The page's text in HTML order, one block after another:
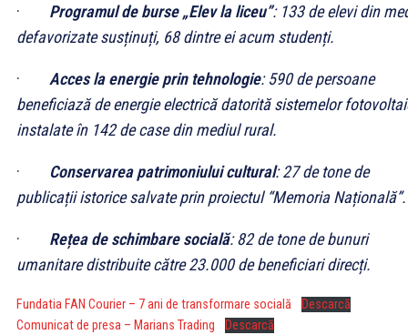
· Programul de burse „Elev la liceu”: 133 de elevi din
defavorizate susținuți, 68 dintre ei acum studenți.
· Acces la energie prin tehnologie: 590 de persoane
beneficiază de energie electrică datorită sistemelor
instalate în 142 de case din mediul rural.
· Conservarea patrimoniului cultural: 27 de tone de
publicații istorice salvate prin proiectul “Memoria Națională”.
· Rețea de schimbare socială: 82 de tone de bunuri
umanitare distribuite către 23.000 de beneficiari direcți.
Fundatia FAN Courier – 7 ani de transformare socială
Descarcă
Comunicat de presa – Marians Trading
Descarcă